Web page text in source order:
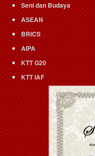
Seni dan Budaya
ASEAN
BRICS
AIPA
KTT G20
KTT IAF